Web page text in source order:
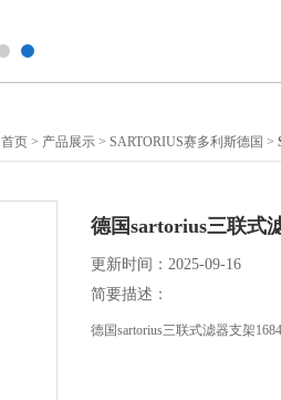
首页 > 产品展示 > SARTORIUS赛多利斯德国 >
德国sartorius三联式
更新时间：2025-09-16
简要描述：
德国sartorius三联式滤器支架